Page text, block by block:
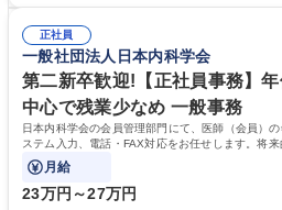
の他に担当頂く業務が発生する場合があります。 募集職種 【営
業務職/三井物産グループ/平均残業時間
ション力がある方。 ・チャレンジを厭わ
方。多様な関係者と謙虚に信頼関係を構築
ール管理が出来る方。※将来的に他部署（
へのジョブローテーションの可能性があります。 学歴・資格 学
院 大学 語学力： 資格：宅地建物取引士
正社員
一般社団法人日本内科学会
第二新卒歓迎!【正社員事務】
中心で残業少なめ 一般事務
日本内科学会の会員管理部門にて、医師（会員）
ステム入力、電話・FAX対応をお任せします。将
などにも幅広く携わっていただきます。
月給
23万円～27万円